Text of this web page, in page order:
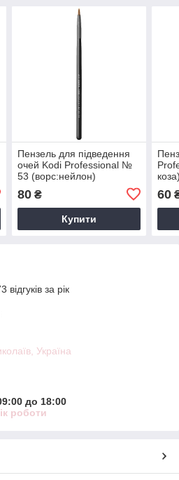
Пензель для підведення
очей Kodi Professional №
53 (ворс:нейлон)
80₴
Купити
60
за рік
Україна
до 18:00
роботи